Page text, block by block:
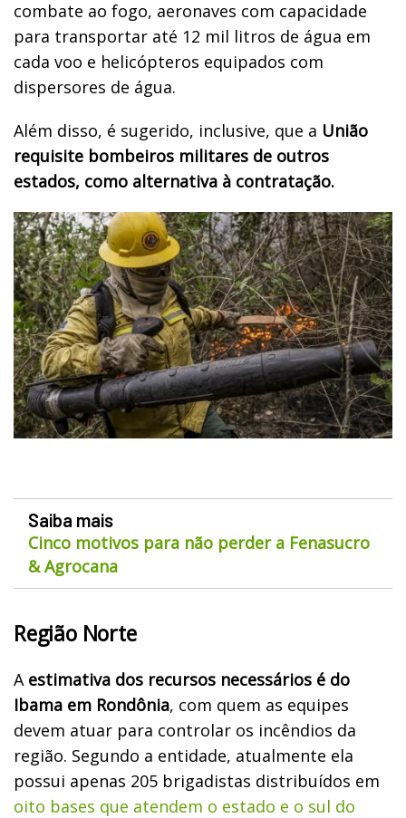
combate ao fogo, aeronaves com capacidade
para transportar até 12 mil litros de água em
cada voo e helicópteros equipados com
dispersores de água.
Além disso, é sugerido, inclusive, que a União
requisite bombeiros militares de outros
estados, como alternativa à contratação.
Saiba mais
Cinco motivos para não perder a Fenasucro
& Agrocana
Região Norte
A estimativa dos recursos necessários é do
Ibama em Rondônia, com quem as equipes
devem atuar para controlar os incêndios da
região. Segundo a entidade, atualmente ela
possui apenas 205 brigadistas distribuídos em
oito bases que atendem o estado e o sul do